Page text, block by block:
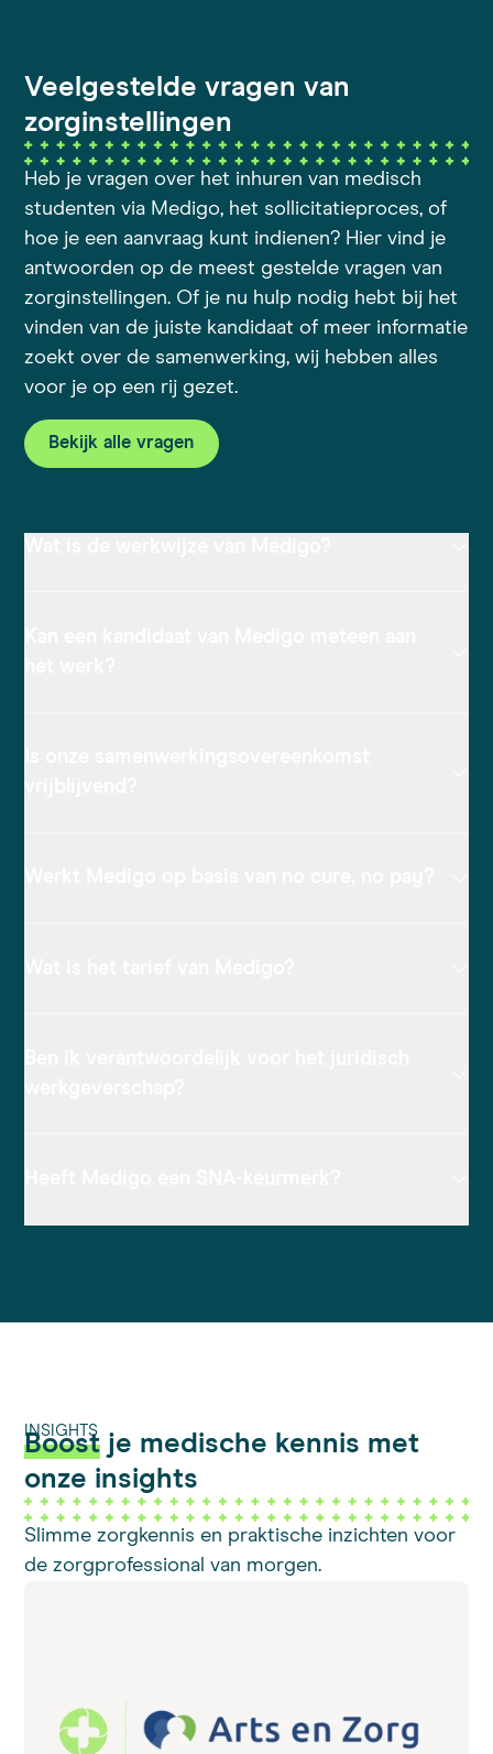
Veelgestelde vragen van
zorginstellingen
Heb je vragen over het inhuren van medisch
studenten via Medigo, het sollicitatieproces, of
hoe je een aanvraag kunt indienen? Hier vind je
antwoorden op de meest gestelde vragen van
zorginstellingen. Of je nu hulp nodig hebt bij het
vinden van de juiste kandidaat of meer informatie
zoekt over de samenwerking, wij hebben alles
voor je op een rij gezet.
Bekijk alle vragen
INSIGHTS
Boost je medische kennis met
onze insights
Slimme zorgkennis en praktische inzichten voor
de zorgprofessional van morgen.